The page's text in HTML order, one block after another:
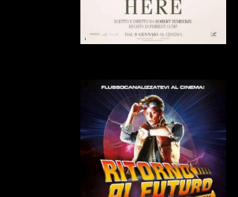
GUARDA IL TRAILER
VAI ALLA SCHEDA